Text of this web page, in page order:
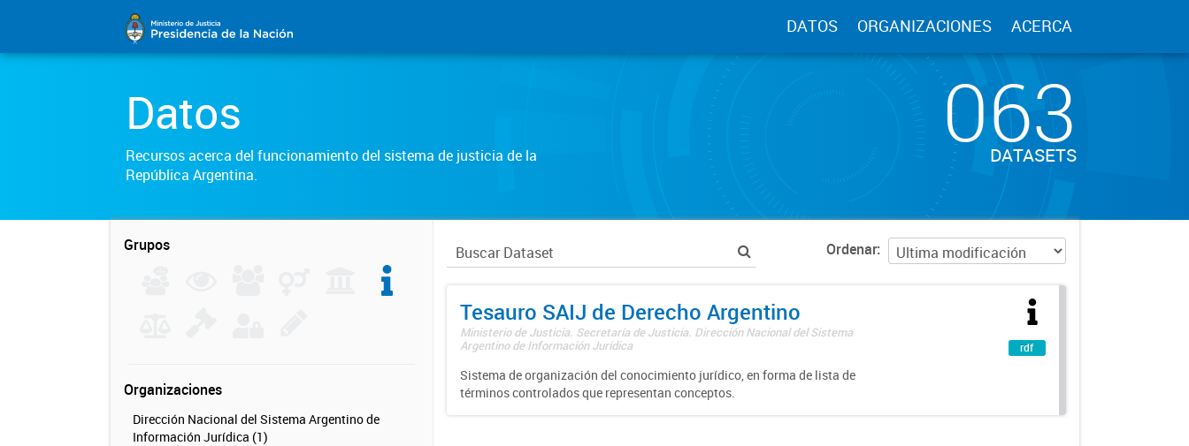
DATOS ORGANIZACIONES ACERCA
Datos
Recursos acerca del funcionamiento del sistema de justicia de la
República Argentina.
063
DATASETS
Grupos
Organizaciones
Dirección Nacional del Sistema Argentino de
Información Jurídica (1)
Ordenar
Tesauro SAIJ de Derecho Argentino
Ministerio de Justicia. Secretaría de Justicia. Dirección Nacional del Sistema
Argentino de Información Jurídica
Sistema de organización del conocimiento jurídico, en forma de lista de
términos controlados que representan conceptos.
rdf